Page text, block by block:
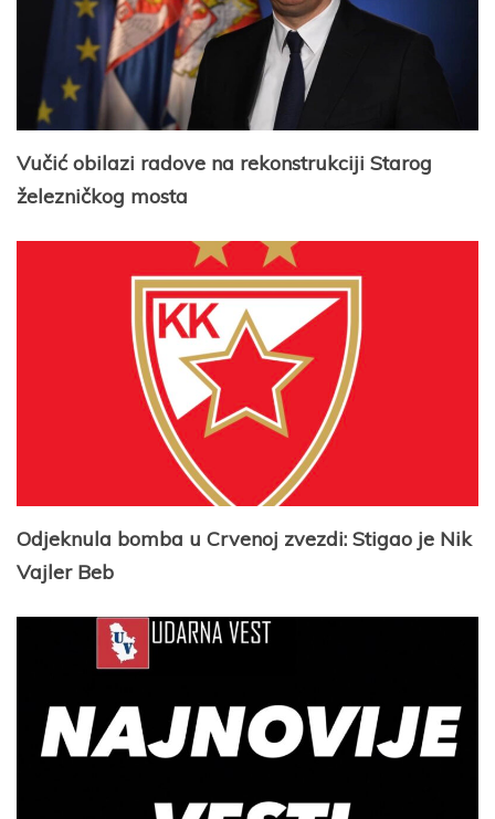
Vučić obilazi radove na rekonstrukciji Starog
železničkog mosta
Odjeknula bomba u Crvenoj zvezdi: Stigao je Nik
Vajler Beb